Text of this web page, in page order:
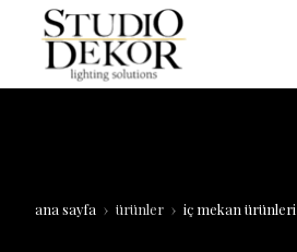
ana sayfa ürünler i̇ç mekan ürünleri